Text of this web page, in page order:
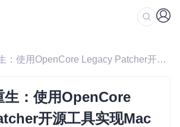
/ 老旧设备重生：使用OpenCore Legacy Patcher开源工具实现Mac系统升级指南
生：使用OpenCore
开源工具实现Mac